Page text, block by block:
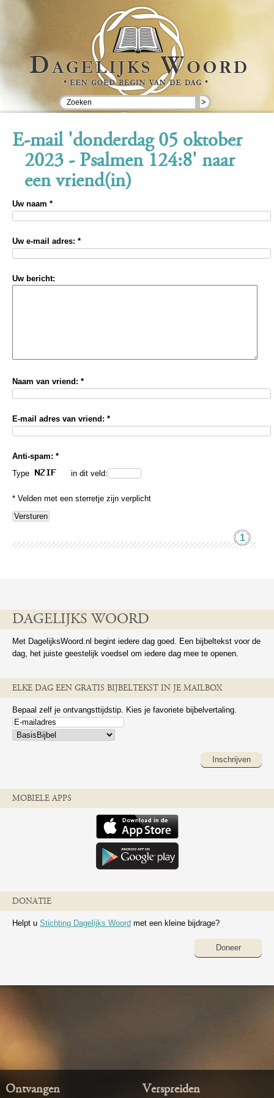
>
E-mail 'donderdag 05 oktober
2023 - Psalmen 124:8' naar
een vriend(in)
Uw naam *
Uw e-mail adres: *
Uw bericht:
Naam van vriend: *
E-mail adres van vriend: *
Anti-spam: *
Type
in dit veld:
* Velden met een sterretje zijn verplicht
1
DAGELIJKS WOORD
Met DagelijksWoord.nl begint iedere dag goed. Een bijbeltekst voor de
dag, het juiste geestelijk voedsel om iedere dag mee te openen.
ELKE DAG EEN GRATIS BIJBELTEKST IN JE MAILBOX
Bepaal zelf je ontvangsttijdstip. Kies je favoriete bijbelvertaling.
Inschrijven
MOBIELE APPS
DONATIE
Helpt u Stichting Dagelijks Woord met een kleine bijdrage?
Doneer
Ontvangen Verspreiden